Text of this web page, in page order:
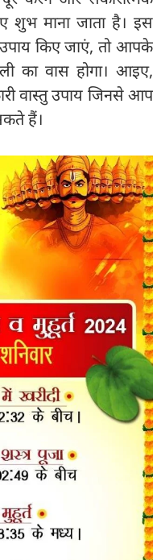
शुभ माना जाता है। इस
किए जाएं, तो आपके
का वास होगा। आइए,
वास्तु उपाय जिनसे आप
हैं।